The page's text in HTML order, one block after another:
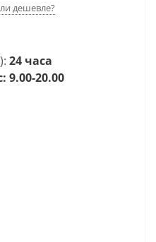
дешевле?
24 часа
9.00-20.00